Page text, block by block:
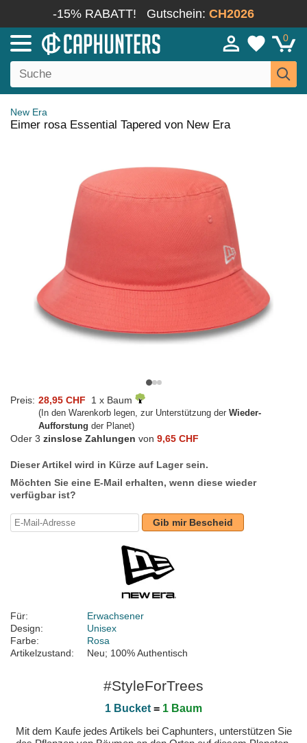
-15% RABATT! Gutschein: CH2026
0
New Era
Eimer rosa Essential Tapered von New Era
Preis: 28,95 CHF 1 x Baum
(In den Warenkorb legen, zur Unterstützung der Wieder-
Aufforstung der Planet)
Oder 3 zinslose Zahlungen von 9,65 CHF
Dieser Artikel wird in Kürze auf Lager sein.
Möchten Sie eine E-Mail erhalten, wenn diese wieder
verfügbar ist?
Gib mir Bescheid
Für:
Erwachsener
Design:
Unisex
Farbe:
Rosa
Artikelzustand:
Neu; 100% Authentisch
#StyleForTrees
1 Bucket = 1 Baum
Mit dem Kaufe jedes Artikels bei Caphunters, unterstützen Sie